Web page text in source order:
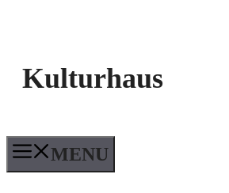
Kulturhaus
MENU